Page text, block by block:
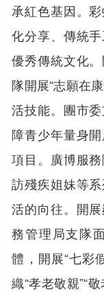
承紅色基因。
化分享、傳統
優秀傳統文化
隊開展“志願在
活技能。團市
障青少年量身
項目。廣博服
訪殘疾姐妹等
活的向往。開
務管理局支隊
體，開展“七彩
織“孝老敬親”“